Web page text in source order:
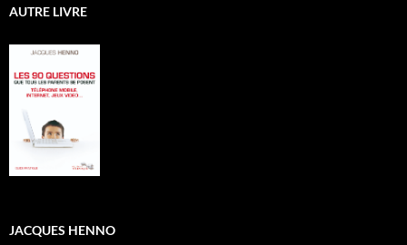
AUTRE LIVRE
JACQUES HENNO